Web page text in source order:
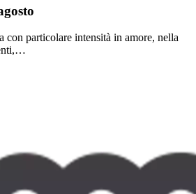
con particolare intensità in amore, nella